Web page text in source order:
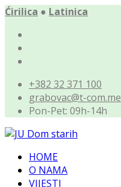
Ćirilica ● Latinica
+382 32 371 100
grabovac@t-com.me
Pon-Pet: 09h-14h
HOME
O NAMA
VIJESTI